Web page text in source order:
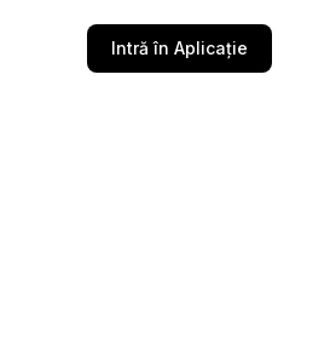
Intră în Aplicație